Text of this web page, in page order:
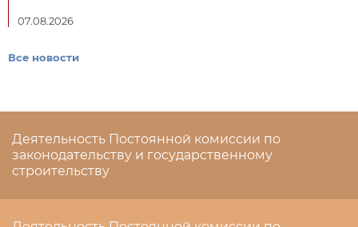
07.08.2026
Все новости
Деятельность Постоянной комиссии по
законодательству и государственному
строительству